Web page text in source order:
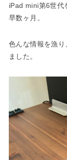
iPad mini第6世代
早数ヶ月。
色んな情報を漁
ました。